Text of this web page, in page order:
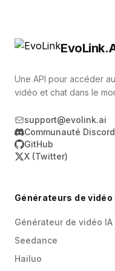
Une API pour accéder
vidéo et chat dans le
support@evolink.ai
Communauté Discord
GitHub
X (Twitter)
Générateurs de vidéo
Générateur de vidéo IA
Seedance
Hailuo